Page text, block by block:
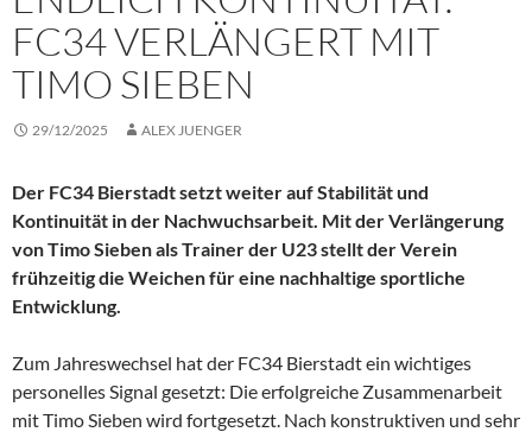
FC34 VERLÄNGERT MIT
TIMO SIEBEN
29/12/2025 ALEX JUENGER
Der FC34 Bierstadt setzt weiter auf Stabilität und
Kontinuität in der Nachwuchsarbeit. Mit der Verlängerung
von Timo Sieben als Trainer der U23 stellt der Verein
frühzeitig die Weichen für eine nachhaltige sportliche
Entwicklung.
Zum Jahreswechsel hat der FC34 Bierstadt ein wichtiges
personelles Signal gesetzt: Die erfolgreiche Zusammenarbeit
mit Timo Sieben wird fortgesetzt. Nach konstruktiven und sehr